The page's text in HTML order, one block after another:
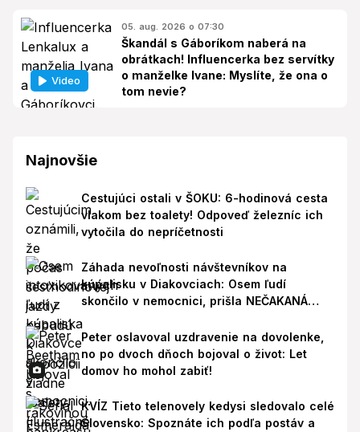
Video
05. aug. 2026 o 07:30
Škandál s Gáboríkom naberá na
obrátkach! Influencerka bez servítky
o manželke Ivane: Myslíte, že ona o
tom nevie?
Najnovšie
Cestujúci ostali v ŠOKU: 6-hodinová cesta
vlakom bez toalety! Odpoveď železníc ich
vytočila do nepríčetnosti
Záhada nevoľnosti návštevníkov na
kúpalisku v Diakovciach: Osem ľudí
skončilo v nemocnici, prišla NEČAKANÁ
Peter oslavoval uzdravenie na dovolenke,
no po dvoch dňoch bojoval o život: Let
domov ho mohol zabiť!
KVÍZ Tieto telenovely kedysi sledovalo celé
Slovensko: Spoznáte ich podľa postáv a